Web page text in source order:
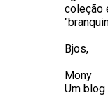
coleção
Bjos,
Mony
Um